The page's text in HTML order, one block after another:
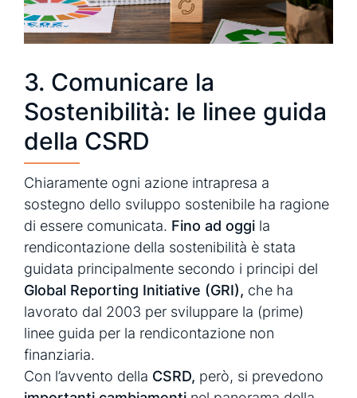
3. Comunicare la
Sostenibilità: le linee guida
della CSRD
Chiaramente ogni azione intrapresa a
sostegno dello sviluppo sostenibile ha ragione
di essere comunicata. Fino ad oggi la
rendicontazione della sostenibilità è stata
guidata principalmente secondo i principi del
Global Reporting Initiative (GRI), che ha
lavorato dal 2003 per sviluppare la (prime)
linee guida per la rendicontazione non
finanziaria.
Con l’avvento della CSRD, però, si prevedono